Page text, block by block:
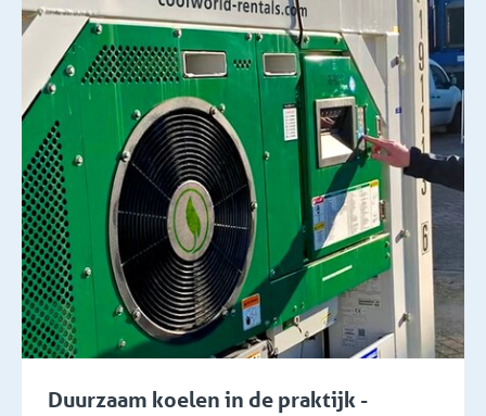
Duurzaam koelen in de praktijk -